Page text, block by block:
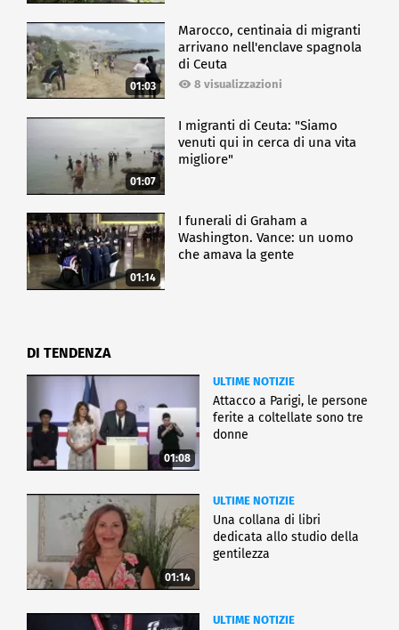
01:03
Marocco, centinaia di migranti
arrivano nell'enclave spagnola
di Ceuta
8 visualizzazioni
01:07
I migranti di Ceuta: "Siamo
venuti qui in cerca di una vita
migliore"
01:14
I funerali di Graham a
Washington. Vance: un uomo
che amava la gente
DI TENDENZA
01:08
ULTIME NOTIZIE
Attacco a Parigi, le persone
ferite a coltellate sono tre
donne
01:14
ULTIME NOTIZIE
Una collana di libri
dedicata allo studio della
gentilezza
ULTIME NOTIZIE